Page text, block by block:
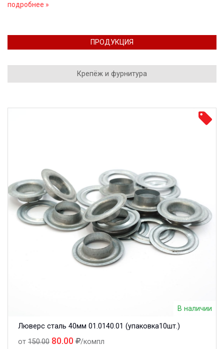
подробнее »
ПРОДУКЦИЯ
Крепёж и фурнитура
В наличии
Люверс сталь 40мм 01.0140.01 (упаковка10шт.)
от 150.00 80.00 /компл